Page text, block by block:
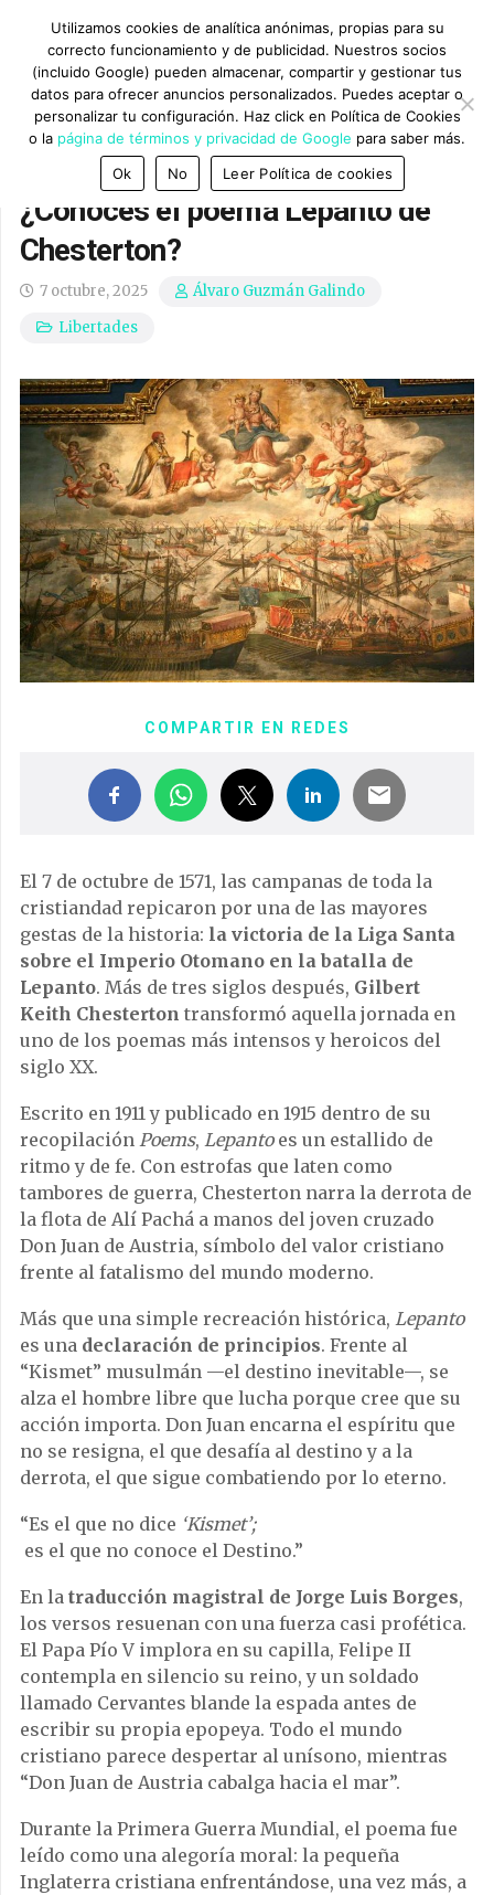
¿Conoces el poema Lepanto de
Chesterton?
7 octubre, 2025
Álvaro Guzmán Galindo
Libertades
COMPARTIR EN REDES
El 7 de octubre de 1571, las campanas de toda la
cristiandad repicaron por una de las mayores
gestas de la historia: la victoria de la Liga Santa
sobre el Imperio Otomano en la batalla de
Lepanto. Más de tres siglos después, Gilbert
Keith Chesterton transformó aquella jornada en
uno de los poemas más intensos y heroicos del
siglo XX.
Escrito en 1911 y publicado en 1915 dentro de su
recopilación Poems, Lepantoes un estallido de
ritmo y de fe. Con estrofas que laten como
tambores de guerra, Chesterton narra la derrota de
la flota de Alí Pachá a manos del joven cruzado
Don Juan de Austria, símbolo del valor cristiano
frente al fatalismo del mundo moderno.
Más que una simple recreación histórica, Lepanto
es una declaración de principios. Frente al
“Kismet” musulmán —el destino inevitable—, se
alza el hombre libre que lucha porque cree que su
acción importa. Don Juan encarna el espíritu que
no se resigna, el que desafía al destino y a la
derrota, el que sigue combatiendo por lo eterno.
“Es el que no dice ‘Kismet’;
es el que no conoce el Destino.”
En la traducción magistral de Jorge Luis Borges,
los versos resuenan con una fuerza casi profética.
El Papa Pío V implora en su capilla, Felipe II
contempla en silencio su reino, y un soldado
llamado Cervantes blande la espada antes de
escribir su propia epopeya. Todo el mundo
cristiano parece despertar al unísono, mientras
“Don Juan de Austria cabalga hacia el mar”.
Durante la Primera Guerra Mundial, el poema fue
leído como una alegoría moral: la pequeña
Inglaterra cristiana enfrentándose, una vez más, a
Utilizamos cookies de analítica anónimas, propias para su
correcto funcionamiento y de publicidad. Nuestros socios
(incluido Google) pueden almacenar, compartir y gestionar tus
datos para ofrecer anuncios personalizados. Puedes aceptar o
personalizar tu configuración. Haz click en Política de Cookies
o la página de términos y privacidad de Google para saber más.
Ok
No Leer Política de cookies